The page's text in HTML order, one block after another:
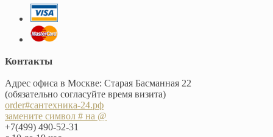
Контакты
Адрес офиса в Москве: Старая Басманная 22
(обязательно согласуйте время визита)
order#сантехника-24.рф
замените символ # на @
+7(499) 490-52-31